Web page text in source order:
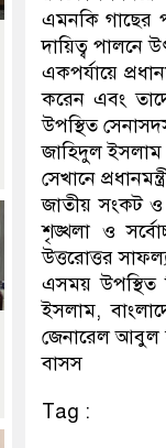
এমনকি গাছের
দায়িত্ব পালনে
একপর্যায়ে
করেন এবং
উপস্থিত
জাহিদুল ইসলাম
সেখানে
জাতীয় সংকট ও
শৃঙ্খলা ও
উত্তরোত্তর
এসময় উপস্থিত
ইসলাম,
জেনারেল আবুল
বাসস
Tag :